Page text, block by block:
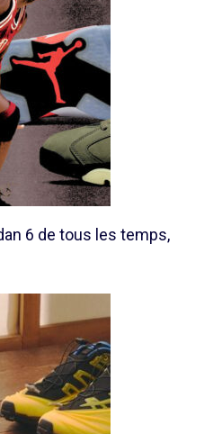
6 de tous les temps,